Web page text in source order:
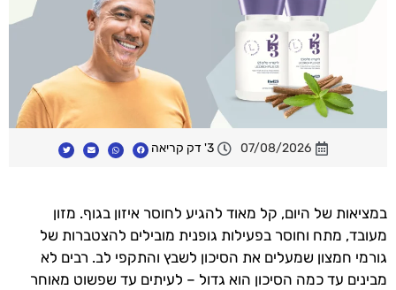
07/08/2026 3' דק קריאה
במציאות של היום, קל מאוד להגיע לחוסר איזון בגוף. מזון
מעובד, מתח וחוסר בפעילות גופנית מובילים להצטברות של
גורמי חמצון שמעלים את הסיכון לשבץ והתקפי לב. רבים לא
מבינים עד כמה הסיכון הוא גדול – לעיתים עד שפשוט מאוחר